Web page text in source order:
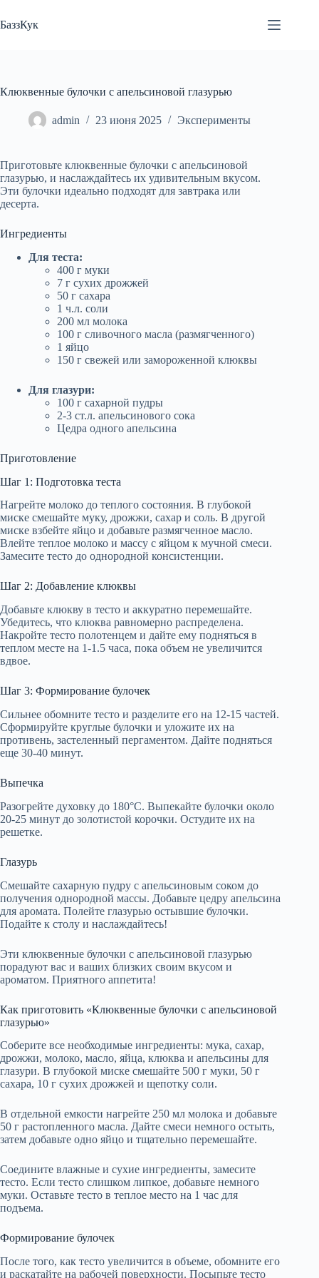
к
сути
БаззКук
Клюквенные булочки с апельсиновой глазурью
admin 23 июня 2025 Эксперименты
Приготовьте клюквенные булочки с апельсиновой
глазурью, и наслаждайтесь их удивительным вкусом.
Эти булочки идеально подходят для завтрака или
десерта.
Ингредиенты
Для теста:
400 г муки
7 г сухих дрожжей
50 г сахара
1 ч.л. соли
200 мл молока
100 г сливочного масла (размягченного)
1 яйцо
150 г свежей или замороженной клюквы
Для глазури:
100 г сахарной пудры
2-3 ст.л. апельсинового сока
Цедра одного апельсина
Приготовление
Шаг 1: Подготовка теста
Нагрейте молоко до теплого состояния. В глубокой
миске смешайте муку, дрожжи, сахар и соль. В другой
миске взбейте яйцо и добавьте размягченное масло.
Влейте теплое молоко и массу с яйцом к мучной смеси.
Замесите тесто до однородной консистенции.
Шаг 2: Добавление клюквы
Добавьте клюкву в тесто и аккуратно перемешайте.
Убедитесь, что клюква равномерно распределена.
Накройте тесто полотенцем и дайте ему подняться в
теплом месте на 1-1.5 часа, пока объем не увеличится
вдвое.
Шаг 3: Формирование булочек
Сильнее обомните тесто и разделите его на 12-15 частей.
Сформируйте круглые булочки и уложите их на
противень, застеленный пергаментом. Дайте подняться
еще 30-40 минут.
Выпечка
Разогрейте духовку до 180°C. Выпекайте булочки около
20-25 минут до золотистой корочки. Остудите их на
решетке.
Глазурь
Смешайте сахарную пудру с апельсиновым соком до
получения однородной массы. Добавьте цедру апельсина
для аромата. Полейте глазурью остывшие булочки.
Подайте к столу и наслаждайтесь!
Эти клюквенные булочки с апельсиновой глазурью
порадуют вас и ваших близких своим вкусом и
ароматом. Приятного аппетита!
Как приготовить «Клюквенные булочки с апельсиновой
глазурью»
Соберите все необходимые ингредиенты: мука, сахар,
дрожжи, молоко, масло, яйца, клюква и апельсины для
глазури. В глубокой миске смешайте 500 г муки, 50 г
сахара, 10 г сухих дрожжей и щепотку соли.
В отдельной емкости нагрейте 250 мл молока и добавьте
50 г растопленного масла. Дайте смеси немного остыть,
затем добавьте одно яйцо и тщательно перемешайте.
Соедините влажные и сухие ингредиенты, замесите
тесто. Если тесто слишком липкое, добавьте немного
муки. Оставьте тесто в теплое место на 1 час для
подъема.
Формирование булочек
После того, как тесто увеличится в объеме, обомните его
и раскатайте на рабочей поверхности. Посыпьте тесто